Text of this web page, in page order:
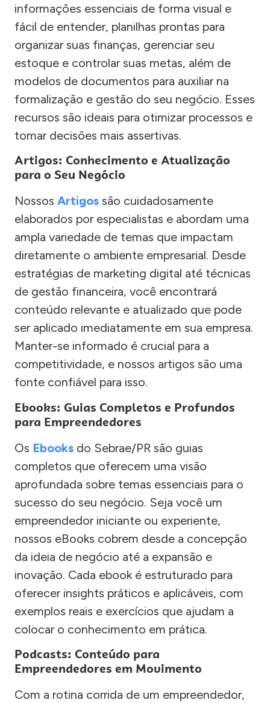
informações essenciais de forma visual e
fácil de entender, planilhas prontas para
organizar suas finanças, gerenciar seu
estoque e controlar suas metas, além de
modelos de documentos para auxiliar na
formalização e gestão do seu negócio. Esses
recursos são ideais para otimizar processos e
tomar decisões mais assertivas.
Artigos: Conhecimento e Atualização
para o Seu Negócio
Nossos Artigos são cuidadosamente
elaborados por especialistas e abordam uma
ampla variedade de temas que impactam
diretamente o ambiente empresarial. Desde
estratégias de marketing digital até técnicas
de gestão financeira, você encontrará
conteúdo relevante e atualizado que pode
ser aplicado imediatamente em sua empresa.
Manter-se informado é crucial para a
competitividade, e nossos artigos são uma
fonte confiável para isso.
Ebooks: Guias Completos e Profundos
para Empreendedores
Os Ebooks do Sebrae/PR são guias
completos que oferecem uma visão
aprofundada sobre temas essenciais para o
sucesso do seu negócio. Seja você um
empreendedor iniciante ou experiente,
nossos eBooks cobrem desde a concepção
da ideia de negócio até a expansão e
inovação. Cada ebook é estruturado para
oferecer insights práticos e aplicáveis, com
exemplos reais e exercícios que ajudam a
colocar o conhecimento em prática.
Podcasts: Conteúdo para
Empreendedores em Movimento
Com a rotina corrida de um empreendedor,